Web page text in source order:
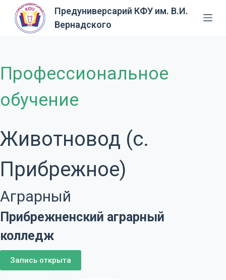
П
т
к
т
Предуниверсарий КФУ им. В.И.
Вернадского
Профессиональное
обучение
Животновод (с.
Прибрежное)
Аграрный
Прибрежненский аграрный
колледж
Запись открыта